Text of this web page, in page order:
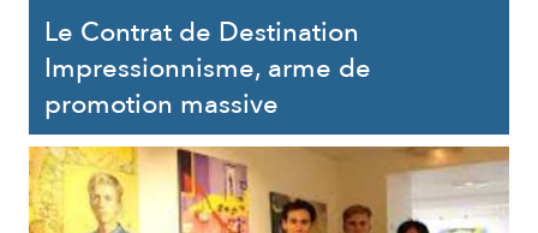
Le Contrat de Destination
Impressionnisme, arme de
promotion massive